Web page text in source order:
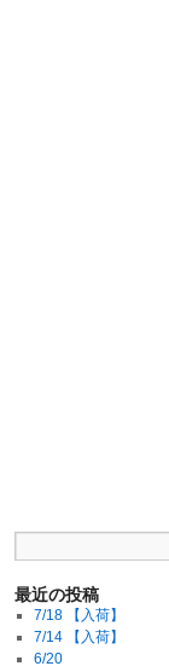
最近の投稿
7/18 【入荷】
7/14 【入荷】
6/20